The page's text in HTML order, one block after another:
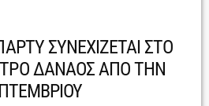
ΣΥΝΕΧΙΖΕΤΑΙ ΣΤΟ
ΔΑΝΑΟΣ ΑΠΟ ΤΗΝ